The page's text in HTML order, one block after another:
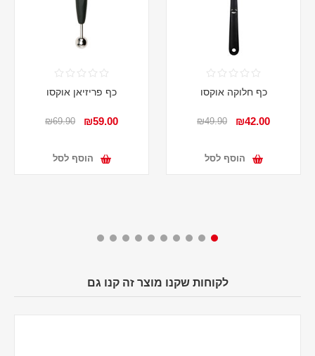
כף חלוקה אוקסו
₪42.00
₪49.90
הוסף לסל
כף פריזיאן אוקסו
₪59.00
₪69.90
הוסף לסל
לקוחות שקנו מוצר זה קנו גם